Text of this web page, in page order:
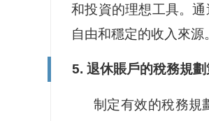
和投資的理想工具。
自由和穩定的收入來源
5. 退休賬戶的稅務規劃
制定有效的稅務規